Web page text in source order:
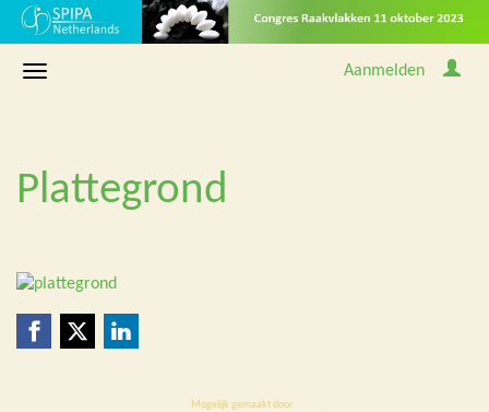
Aanmelden
Plattegrond
Mogelijk gemaakt door